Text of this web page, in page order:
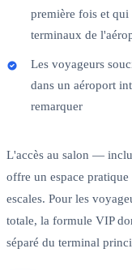
première fois et qui
terminaux de
Les voyageurs
dans un aéroport
remarquer
L'accès au salon —
offre un espace
escales. Pour les
totale, la formule VIP
séparé du terminal